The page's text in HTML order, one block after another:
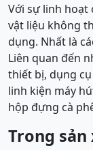
Với sự linh hoạt
vật liệu không
dụng. Nhất là
Liên quan đến
thiết bị, dụng
linh kiện máy
hộp đựng cà
Trong